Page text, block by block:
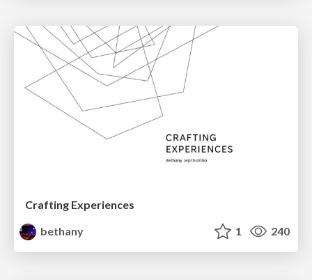
Crafting Experiences
bethany
1 240